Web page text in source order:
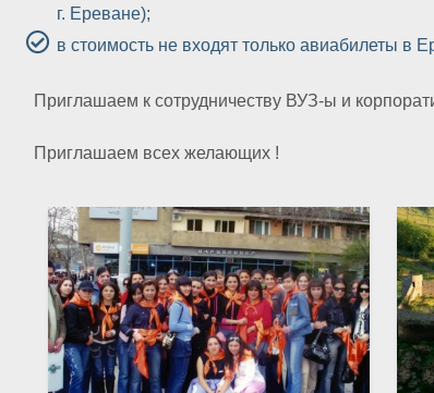
г. Ереване);
в стоимость не входят только авиабилеты в
Приглашаем к сотрудничеству ВУЗ-ы и
Приглашаем всех желающих !